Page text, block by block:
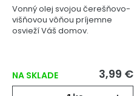
Vonný olej svojou čerešňovo-
višňovou vôňou príjemne
osvieží Váš domov.
NA SKLADE 3,99 €